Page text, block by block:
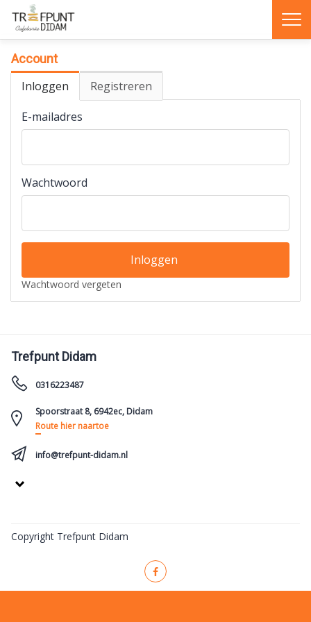
Account
Inloggen
Registreren
E-mailadres
Wachtwoord
Wachtwoord vergeten
Geen producten
Trefpunt Didam
0316223487
Spoorstraat 8, 6942ec, Didam
Route hier naartoe
info@trefpunt-didam.nl
Copyright Trefpunt Didam